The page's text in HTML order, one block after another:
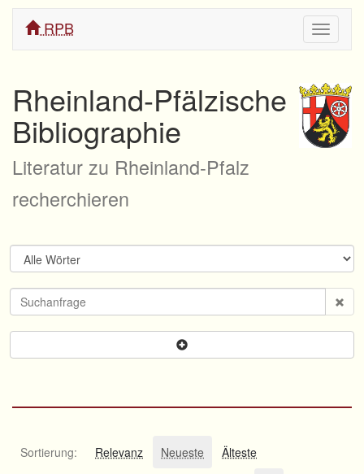
ein/
RPB
Rheinland-Pfälzische
Bibliographie
Literatur zu Rheinland-Pfalz
recherchieren
Sortierung: Relevanz Neueste
Älteste